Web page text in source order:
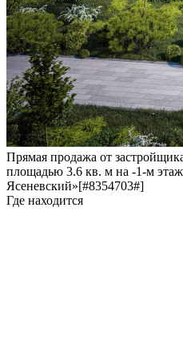
Прямая продажа от
площадью 3.6 кв. м на -1-м
Ясеневский»[#8354703#]
Где находится